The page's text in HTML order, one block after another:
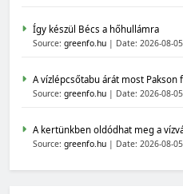
Így készül Bécs a hőhullámra
Source: greenfo.hu Date: 2026-08-05
A vízlépcsőtabu árát most Pakson
Source: greenfo.hu Date: 2026-08-05
A kertünkben oldódhat meg a
Source: greenfo.hu Date: 2026-08-05